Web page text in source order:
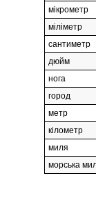
мікрометр
міліметр
сантиметр
дюйм
нога
город
метр
кілометр
миля
морська